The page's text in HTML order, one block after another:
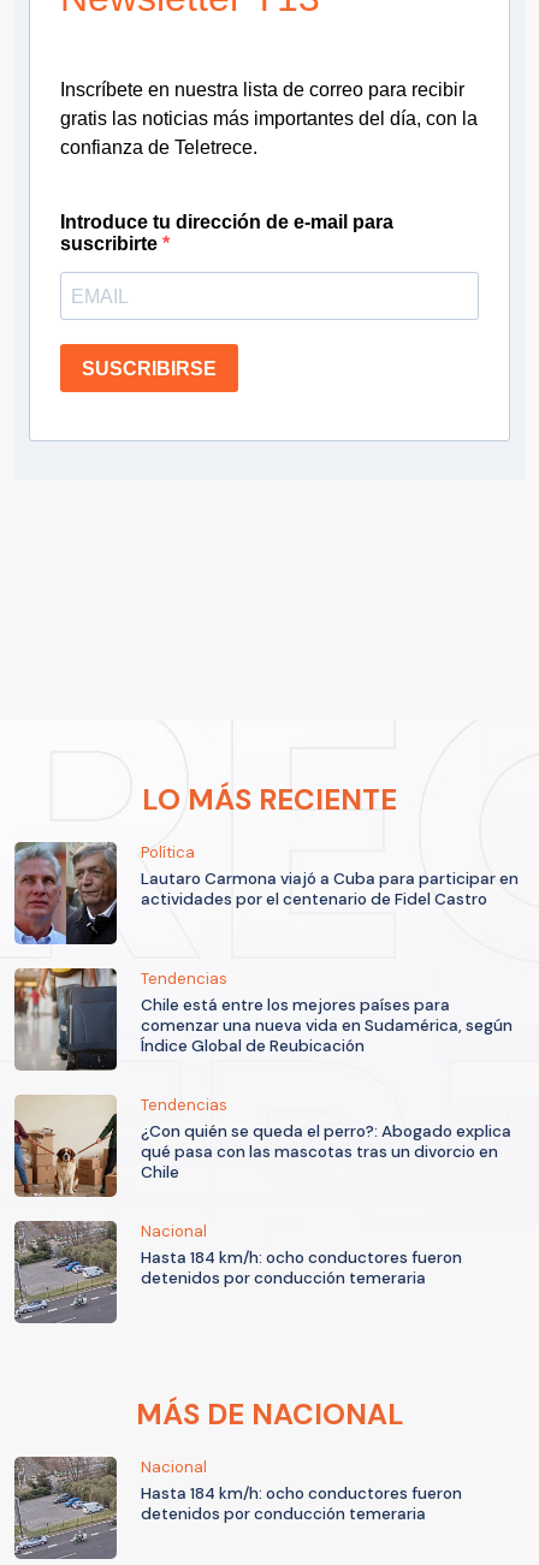
Inscríbete en nuestra lista de correo para recibir
gratis las noticias más importantes del día, con la
confianza de Teletrece.
Introduce tu dirección de e-mail para
suscribirte
SUSCRIBIRSE
LO MÁS RECIENTE
Política
Lautaro Carmona viajó a Cuba para participar en
actividades por el centenario de Fidel Castro
Tendencias
Chile está entre los mejores países para
comenzar una nueva vida en Sudamérica, según
Índice Global de Reubicación
Tendencias
¿Con quién se queda el perro?: Abogado explica
qué pasa con las mascotas tras un divorcio en
Chile
Nacional
Hasta 184 km/h: ocho conductores fueron
detenidos por conducción temeraria
MÁS DE NACIONAL
Nacional
Hasta 184 km/h: ocho conductores fueron
detenidos por conducción temeraria